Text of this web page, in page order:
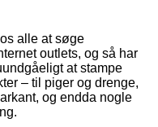
alle at søge
outlets, og så har
at stampe
– til piger og drenge,
og endda nogle